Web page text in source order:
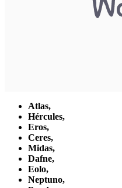
Atlas,
Hércules,
Eros,
Ceres,
Midas,
Dafne,
Eolo,
Neptuno,